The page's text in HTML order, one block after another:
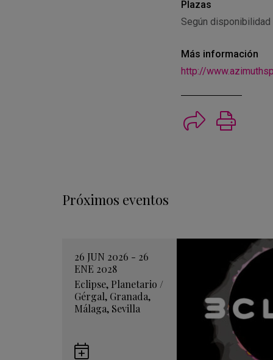
Plazas
Según disponibilidad
Más información
http://
Próximos eventos
26 JUN 2026 - 26
ENE 2028
Eclipse, Planetario /
Gérgal, Granada,
Málaga, Sevilla